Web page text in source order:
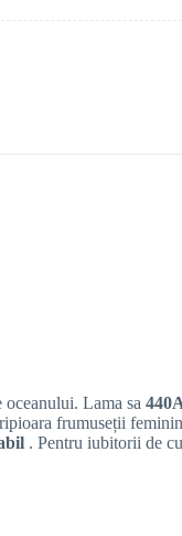
Lama sa
frumuseții
. Pentru iubitorii de